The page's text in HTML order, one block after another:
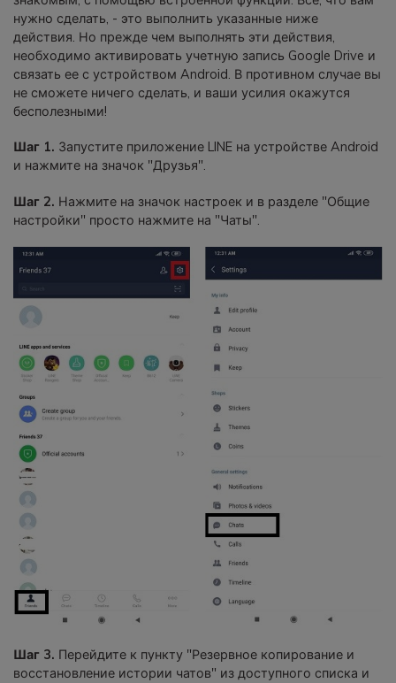
нужно сделать, - это выполнить указанные ниже
действия. Но прежде чем выполнять эти действия,
необходимо активировать учетную запись Google Drive и
связать ее с устройством Android. В противном случае вы
не сможете ничего сделать, и ваши усилия окажутся
бесполезными!
Шаг 1. Запустите приложение LINE на устройстве Android
и нажмите на значок "Друзья".
Шаг 2. Нажмите на значок настроек и в разделе "Общие
настройки" просто нажмите на "Чаты".
Шаг 3. Перейдите к пункту "Резервное копирование и
восстановление истории чатов" из доступного списка и